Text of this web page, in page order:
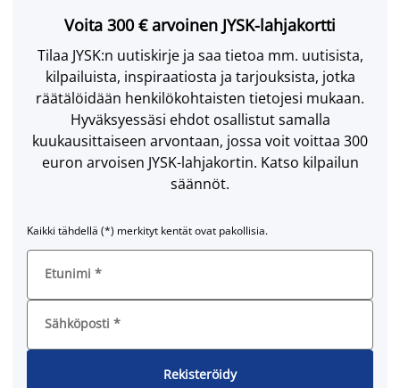
Voita 300 € arvoinen JYSK-lahjakortti
Tilaa JYSK:n uutiskirje ja saa tietoa mm. uutisista,
kilpailuista, inspiraatiosta ja tarjouksista, jotka
räätälöidään henkilökohtaisten tietojesi mukaan.
Hyväksyessäsi ehdot osallistut samalla
kuukausittaiseen arvontaan, jossa voit voittaa 300
euron arvoisen JYSK-lahjakortin. Katso kilpailun
säännöt.
Kaikki tähdellä (*) merkityt kentät ovat pakollisia.
Etunimi *
Sähköposti *
Rekisteröidy